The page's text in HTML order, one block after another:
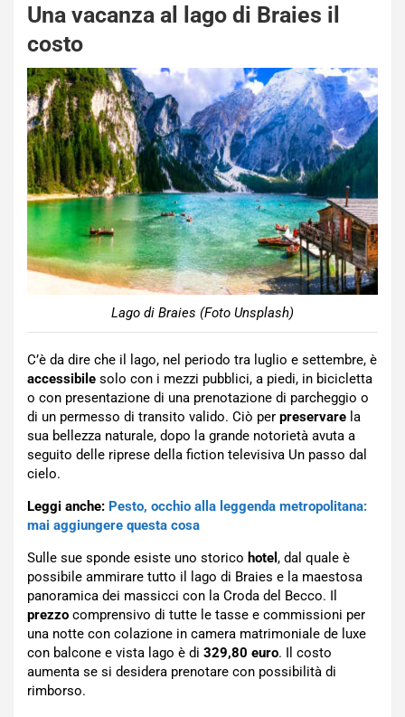
Una vacanza al lago di Braies il
costo
Lago di Braies (Foto Unsplash)
C’è da dire che il lago, nel periodo tra luglio e settembre, è
accessibile solo con i mezzi pubblici, a piedi, in bicicletta
o con presentazione di una prenotazione di parcheggio o
di un permesso di transito valido. Ciò per preservare la
sua bellezza naturale, dopo la grande notorietà avuta a
seguito delle riprese della fiction televisiva Un passo dal
cielo.
Leggi anche: Pesto, occhio alla leggenda metropolitana:
mai aggiungere questa cosa
Sulle sue sponde esiste uno storico hotel , dal quale è
possibile ammirare tutto il lago di Braies e la maestosa
panoramica dei massicci con la Croda del Becco. Il
prezzo comprensivo di tutte le tasse e commissioni per
una notte con colazione in camera matrimoniale de luxe
con balcone e vista lago è di 329,80 euro. Il costo
aumenta se si desidera prenotare con possibilità di
rimborso.